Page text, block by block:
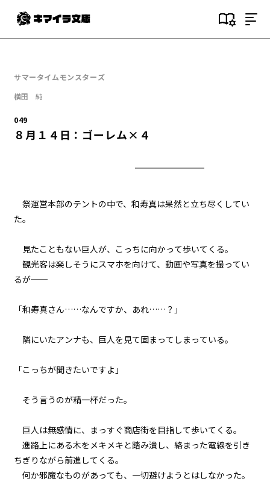
目次
(NOT)GAMESTART
003
004
７月１９日：夏休み初日
７月３１日：(NOT) GAME OVER
006
Re：Re：７月１９日
夏摩防衛隊
009
３人の小学生
サマータイムモンスターズ
横田 純
049
８月１４日：ゴーレム×４
祭運営本部のテントの中で、和寿真は呆然と立ち尽くしてい
た。
見たこともない巨人が、こっちに向かって歩いてくる。
観光客は楽しそうにスマホを向けて、動画や写真を撮ってい
るが──
「和寿真さん……なんですか、あれ……？」
隣にいたアンナも、巨人を見て固まってしまっている。
「こっちが聞きたいですよ」
そう言うのが精一杯だった。
巨人は無感情に、まっすぐ商店街を目指して歩いてくる。
進路上にある木をメキメキと踏み潰し、絡まった電線を引き
ちぎりながら前進してくる。
何か邪魔なものがあっても、一切避けようとはしなかった。